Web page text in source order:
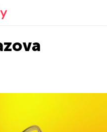
官方博客